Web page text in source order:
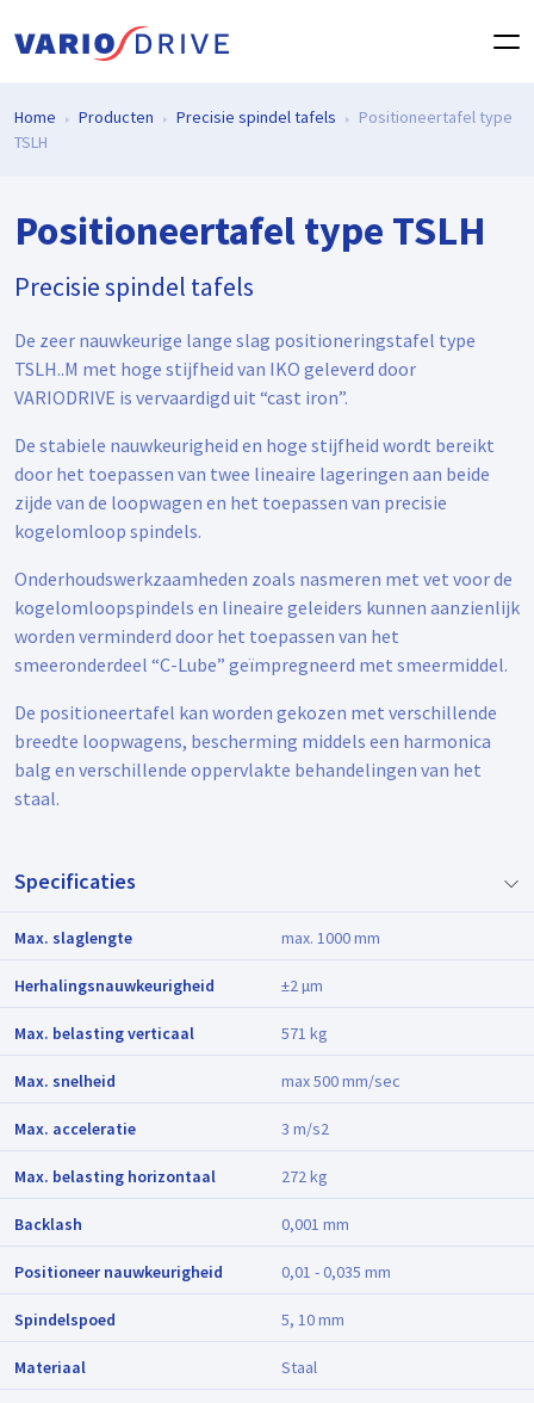
Home Producten Precisie spindel tafels
Positioneertafel type
TSLH
Positioneertafel type TSLH
Precisie spindel tafels
De zeer nauwkeurige lange slag positioneringstafel type
TSLH..M met hoge stijfheid van IKO geleverd door
VARIODRIVE is vervaardigd uit “cast iron”.
De stabiele nauwkeurigheid en hoge stijfheid wordt bereikt
door het toepassen van twee lineaire lageringen aan beide
zijde van de loopwagen en het toepassen van precisie
kogelomloop spindels.
Onderhoudswerkzaamheden zoals nasmeren met vet voor de
kogelomloopspindels en lineaire geleiders kunnen aanzienlijk
worden verminderd door het toepassen van het
smeeronderdeel “C-Lube” geïmpregneerd met smeermiddel.
De positioneertafel kan worden gekozen met verschillende
breedte loopwagens, bescherming middels een harmonica
balg en verschillende oppervlakte behandelingen van het
staal.
Specificaties
Max. slaglengte max. 1000 mm
Herhalingsnauwkeurigheid ±2 µm
Max. belasting verticaal 571 kg
Max. snelheid max 500 mm/sec
Max. acceleratie 3 m/s2
Max. belasting horizontaal 272 kg
Backlash 0,001 mm
Positioneer nauwkeurigheid 0,01 - 0,035 mm
Spindelspoed 5, 10 mm
Materiaal Staal